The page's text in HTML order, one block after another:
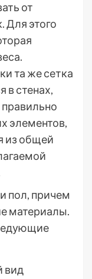
от
Для этого
та же сетка
в стенах,
элементов,
из общей
пол, причем
материалы.
вид